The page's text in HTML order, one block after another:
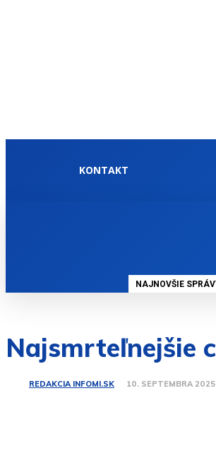
KONTAKT
NAJNOVŠIE
Najsmrteľnejšie
REDAKCIA INFOMI.SK 10. SEPTEMBRA 2025